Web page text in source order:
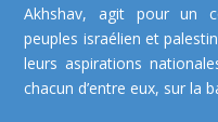
Akhshav, agit pour un
peuples israélien et
leurs aspirations
chacun d’entre eux, sur la